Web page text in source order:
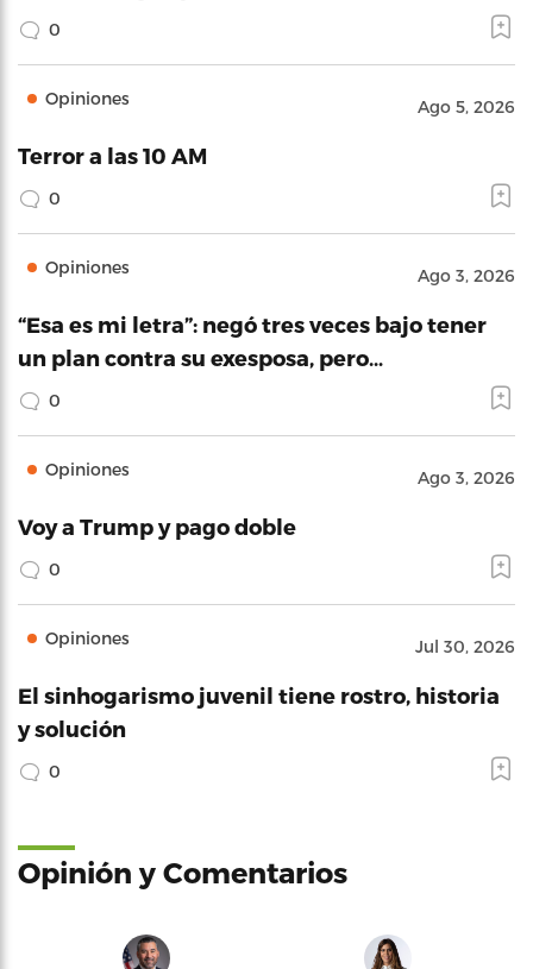
0
Opiniones Ago 5, 2026
Terror a las 10 AM
0
Opiniones Ago 3, 2026
“Esa es mi letra”: negó tres veces bajo tener
un plan contra su exesposa, pero…
0
Opiniones Ago 3, 2026
Voy a Trump y pago doble
0
Opiniones Jul 30, 2026
El sinhogarismo juvenil tiene rostro, historia
y solución
0
Opinión y Comentarios